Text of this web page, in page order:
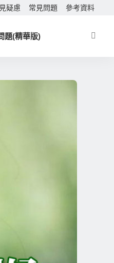
疑慮 常見問題 參考資料
題(精華版)